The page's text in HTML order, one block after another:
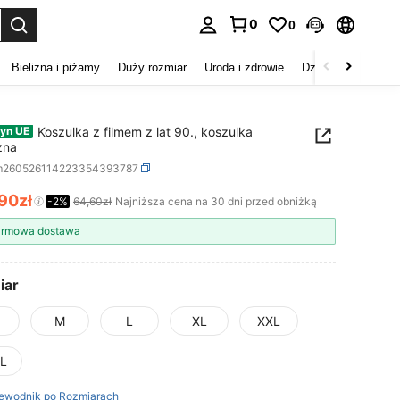
0 0
Bielizna i piżamy Duży rozmiar Uroda i zdrowie Dzieci
UE
Koszulka z filmem z lat 90., koszulka
AND AVAILABILITY
-2% 64,60zł Najniższa cena na 30 dni przed obniżką
dostawa
M L XL XXL
po Rozmiarach